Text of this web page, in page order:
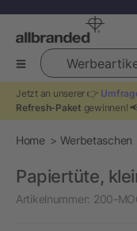
Werbeartikel
Jetzt an unserer 👉
Refresh-Paket gewinnen!
Home Werbetaschen
Papiertüte,
Artikelnummer: 200-